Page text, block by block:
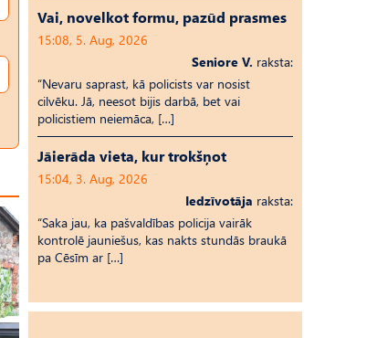
Vai, novelkot formu, pazūd prasmes
15:08, 5. Aug, 2026
Seniore V. raksta:
“Nevaru saprast, kā policists var nosist
cilvēku. Jā, neesot bijis darbā, bet vai
policistiem neiemāca, […]
Jāierāda vieta, kur trokšņot
15:04, 3. Aug, 2026
Iedzīvotāja raksta:
“Saka jau, ka pašvaldības policija vairāk
kontrolē jauniešus, kas nakts stundās braukā
pa Cēsīm ar […]